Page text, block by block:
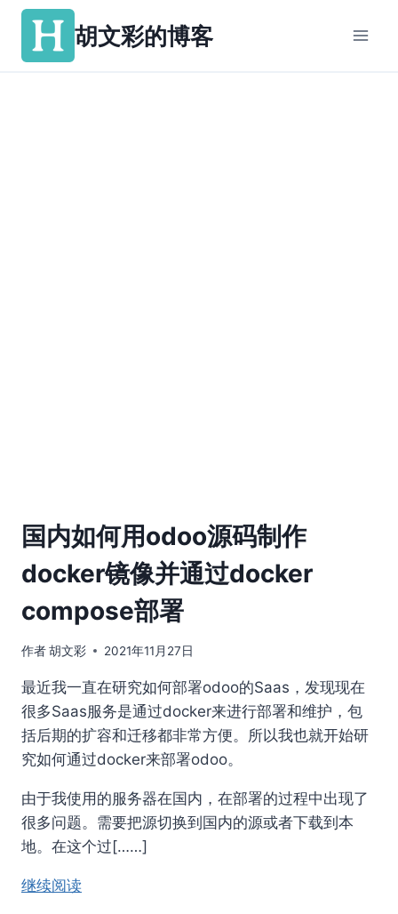
胡文彩的博客
国内如何用odoo源码制作
docker镜像并通过docker
compose部署
作者胡文彩 2021年11月27日
最近我一直在研究如何部署odoo的Saas，发现现在
很多Saas服务是通过docker来进行部署和维护，包
括后期的扩容和迁移都非常方便。所以我也就开始研
究如何通过docker来部署odoo。
由于我使用的服务器在国内，在部署的过程中出现了
很多问题。需要把源切换到国内的源或者下载到本
地。在这个过[……]
继续阅读